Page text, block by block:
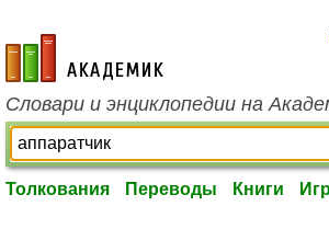
academic.ru
Словари и энциклопедии на
Толкования Переводы Книги